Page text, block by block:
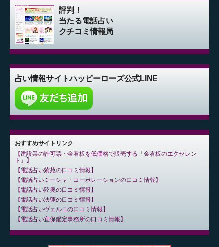
評判！
当たる電話占い
クチコミ情報局
占い情報サイトハッピーローズ公式LINE
おすすめサイトリンク
建設業の許可票・金看板を低価格で販売する「金看板のエクセレン
ト」
電話占い紫苑の口コミ情報
電話占いミーシャ・コーポレーションの口コミ情報
電話占い陸奥の口コミ情報
電話占い法蓮の口コミ情報
電話占いヴェルニの口コミ情報
電話占い宜保鑑定事務所の口コミ情報